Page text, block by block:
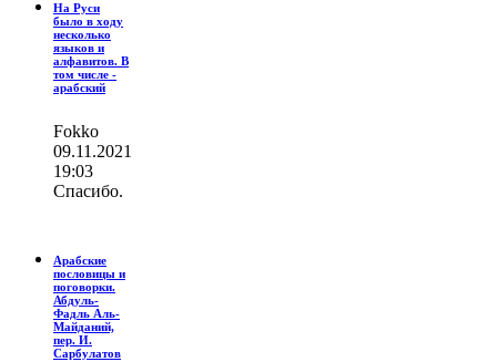
На Руси
было в ходу
несколько
языков и
алфавитов. В
том числе -
арабский
Fokko
09.11.2021
19:03
Спасибо.
Арабские
пословицы и
поговорки.
Абдуль-
Фадль Аль-
Майданий,
пер. И.
Сарбулатов